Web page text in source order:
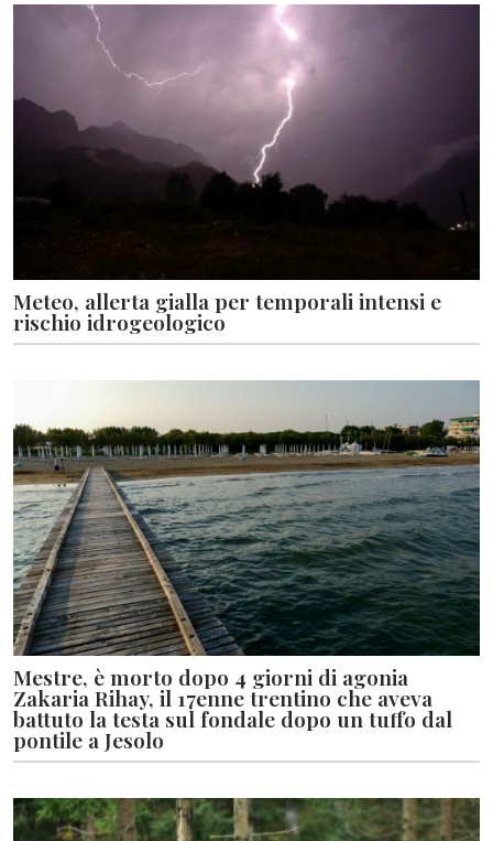
Meteo, allerta gialla per temporali intensi e
rischio idrogeologico
Mestre, è morto dopo 4 giorni di agonia
Zakaria Rihay, il 17enne trentino che aveva
battuto la testa sul fondale dopo un tuffo dal
pontile a Jesolo